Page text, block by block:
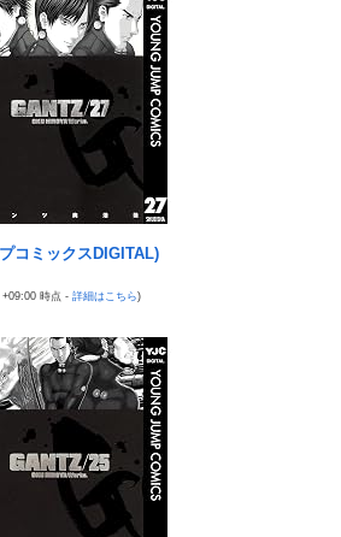
よかった。」
を発表 新党名は...
「ヤンキー・ギャル・体育会系・茶髪や
度も見たことない
の社会学者、イオン爆発事故の例のテナ
くない！」 グラス「はい転倒」
強制置き配は止めておくべき」とユー
が導入した強制置き配が起こしたの
死ににwwww
かわが反社とコラボしてた」ﾊﾟｼｬｯ
のビルの屋上から病院を眺めていた男を
が死ぬ気で痩せた結果ｗｗｗｗ
全にやらかす。構内アナウンスでド下ネ
ズを大量注文→全キャンセルで逮捕ｗｗ
ありのままの姿・・・【藤嶌果歩1st写
く現れたフィリピン人キャラが可愛す
」「一人で来てんのかな…？ｗ」「腹で
……ッ…！」
「手書きでダンスアニメ描いてみまし
しか見えないと話題に
したら良さそうじゃない？ ちゃんとエロ
実に再現して
4QS K/BB10.00
!? #75【「e七つの大罪3」1回転で大当
身のRUSHに神谷が挑む！！】
コミックスDIGITAL)
時点 - 詳細はこちら)